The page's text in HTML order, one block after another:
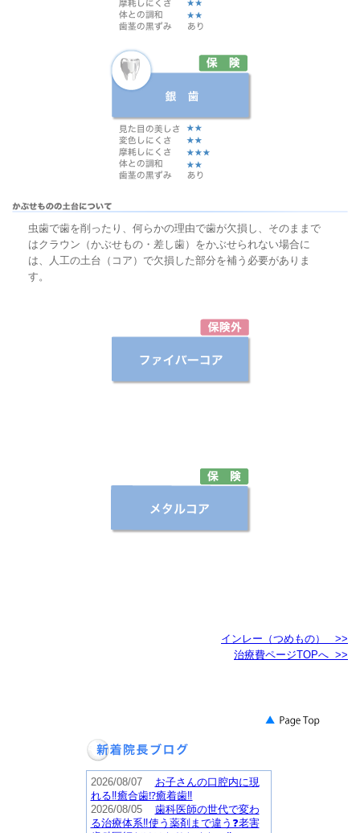
虫歯で歯を削ったり、何らかの理由で歯が欠損し、そのままで
はクラウン（かぶせもの・差し歯）をかぶせられない場合に
は、人工の土台（コア）で欠損した部分を補う必要がありま
す。
インレー（つめもの） >>
治療費ページTOPへ >>
2026/08/07 お子さんの口腔内に現
れる‼️癒合歯⁉️癒着歯‼️
2026/08/05 歯科医師の世代で変わ
る治療体系‼️使う薬剤まで違う❓老害